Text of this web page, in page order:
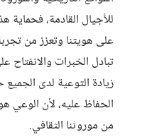
للأجيال القادمة، فحماية
على هويتنا وتعزز من
تبادل الخبرات
زيادة التوعية لدى
الحفاظ عليه، لأن الوعي
من موروثنا الثقافي.